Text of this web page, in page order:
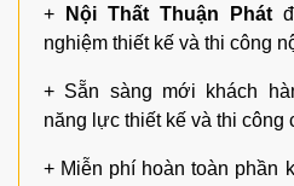
+ Nội Thất Thuận Phát
nghiệm thiết kế và thi công
+ Sẵn sàng mới khách
năng lực thiết kế và thi công
+ Miễn phí hoàn toàn phần